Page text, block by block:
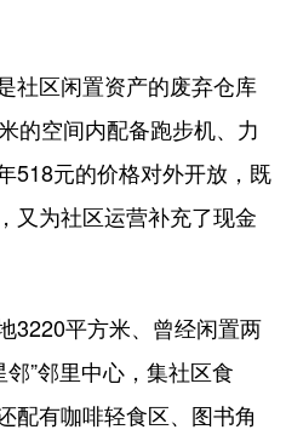
区闲置资产的废弃仓库
的空间内配备跑步机、力
518元的价格对外开放，既
又为社区运营补充了现金
平方米、曾经闲置两
”邻里中心，集社区食
配有咖啡轻食区、图书角